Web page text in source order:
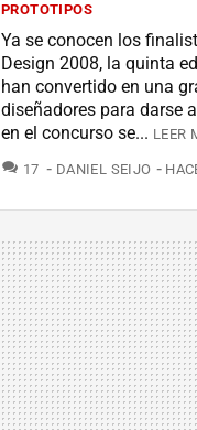
PROTOTIPOS
Ya se conocen los
Design 2008, la quinta
han convertido en una
diseñadores para darse
en el concurso se... LEER
17 COMENTARIOS
DANIEL SEIJO